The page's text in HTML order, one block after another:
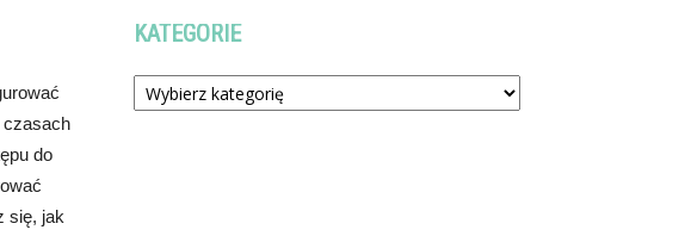
czasach
do
się, jak
KATEGORIE
Kategorie